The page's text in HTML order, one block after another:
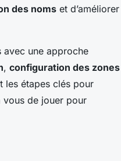
des noms et d’améliorer
avec une approche
, configuration des zones
les étapes clés pour
vous de jouer pour